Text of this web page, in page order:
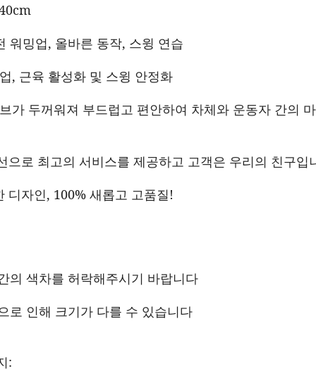
워밍업, 올바른 동작, 스윙 연습
, 근육 활성화 및 스윙 안정화
가 두꺼워져 부드럽고 편안하여 차체와 운동자 간의
으로 최고의 서비스를 제공하고 고객은 우리의 친구입
디자인, 100% 새롭고 고품질!
의 색차를 허락해주시기 바랍니다
로 인해 크기가 다를 수 있습니다
: